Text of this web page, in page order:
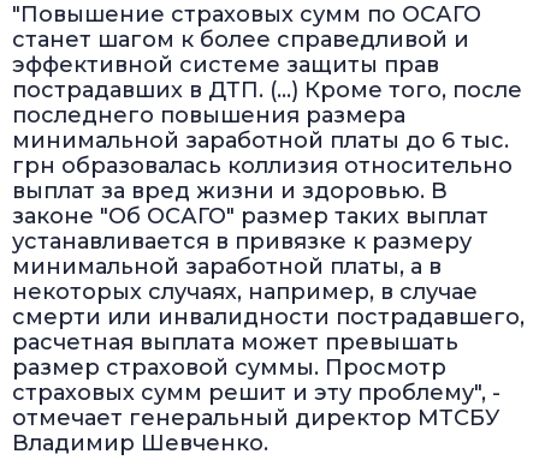
"Повышение страховых сумм по ОСАГО
станет шагом к более справедливой и
эффективной системе защиты прав
пострадавших в ДТП. (…) Кроме того, после
последнего повышения размера
минимальной заработной платы до 6 тыс.
грн образовалась коллизия относительно
выплат за вред жизни и здоровью. В
законе "Об ОСАГО" размер таких выплат
устанавливается в привязке к размеру
минимальной заработной платы, а в
некоторых случаях, например, в случае
смерти или инвалидности пострадавшего,
расчетная выплата может превышать
размер страховой суммы. Просмотр
страховых сумм решит и эту проблему", -
отмечает генеральный директор МТСБУ
Владимир Шевченко.